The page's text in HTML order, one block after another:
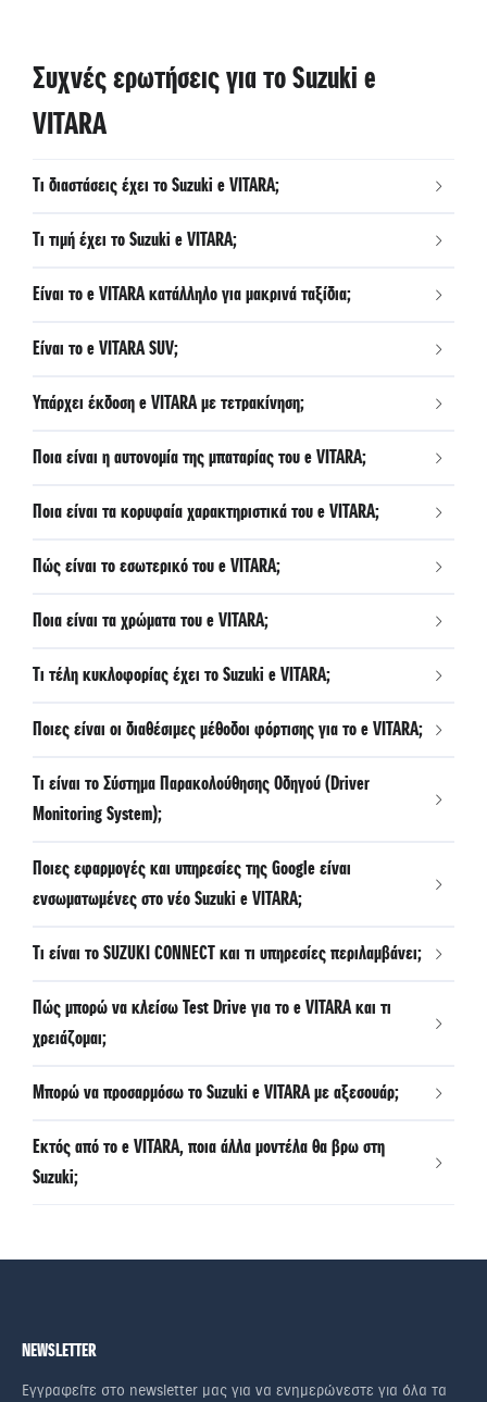
Σύστημα Hill Hold
Σύστημα Hill Descent Control
Συχνές ερωτήσεις για το Suzuki e
VITARA
Τι διαστάσεις έχει το Suzuki e VITARA;
Τι τιμή έχει το Suzuki e VITARA;
Είναι το e VITARA κατάλληλο για μακρινά ταξίδια;
Είναι το e VITARA SUV;
Υπάρχει έκδοση e VITARA με τετρακίνηση;
Ποια είναι η αυτονομία της μπαταρίας του e VITARA;
Ποια είναι τα κορυφαία χαρακτηριστικά του e VITARA;
Πώς είναι το εσωτερικό του e VITARA;
Ποια είναι τα χρώματα του e VITARA;
Τι τέλη κυκλοφορίας έχει το Suzuki e VITARA;
Ποιες είναι οι διαθέσιμες μέθοδοι φόρτισης για το e VITARA;
Τι είναι το Σύστημα Παρακολούθησης Οδηγού (Driver
Monitoring System);
Ποιες εφαρμογές και υπηρεσίες της Google είναι
ενσωματωμένες στο νέο Suzuki e VITARA;
Τι είναι το SUZUKI CONNECT και τι υπηρεσίες περιλαμβάνει;
Πώς μπορώ να κλείσω Test Drive για το e VITARA και τι
χρειάζομαι;
Μπορώ να προσαρμόσω το Suzuki e VITARA με αξεσουάρ;
Εκτός από το e VITARA, ποια άλλα μοντέλα θα βρω στη
Suzuki;
NEWSLETTER
Εγγραφείτε στο newsletter μας για να ενημερώνεστε για όλα τα